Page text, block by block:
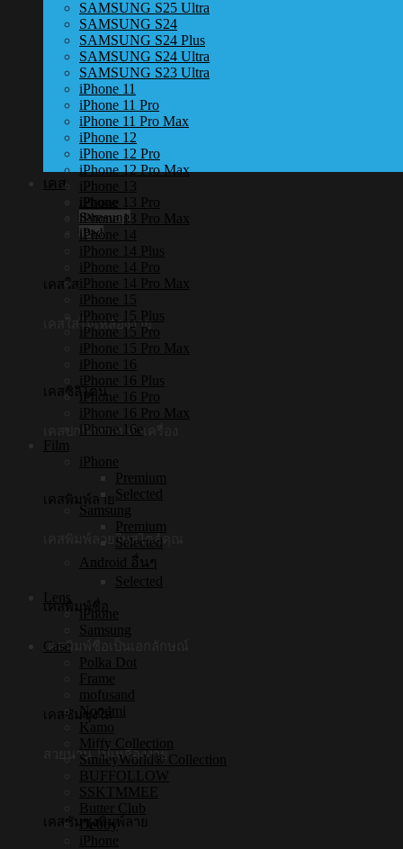
เคส
iPhone
Samsung
iPad
เคสใส
เคสใสไม่เหลืองง่าย
เคสซิลิโคน
เคสปกป้องรอบตัวเครื่อง
เคสพิมพ์ลาย
เคสพิมพ์ลายในสไตล์คุณ
เคสพิมพ์ชื่อ
เคสพิมพ์ชื่อเป็นเอกลักษณ์
เคสซัมซุงใส
สวยนาน ไม่เหลืองง่าย
เคสซัมซุงพิมพ์ลาย
SAMSUNG S25 Ultra
SAMSUNG S24
SAMSUNG S24 Plus
SAMSUNG S24 Ultra
SAMSUNG S23 Ultra
iPhone 11
iPhone 11 Pro
iPhone 11 Pro Max
iPhone 12
iPhone 12 Pro
iPhone 12 Pro Max
iPhone 13
iPhone 13 Pro
iPhone 13 Pro Max
iPhone 14
iPhone 14 Plus
iPhone 14 Pro
iPhone 14 Pro Max
iPhone 15
iPhone 15 Plus
iPhone 15 Pro
iPhone 15 Pro Max
iPhone 16
iPhone 16 Plus
iPhone 16 Pro
iPhone 16 Pro Max
iPhone 16e
Film
iPhone
Premium
Selected
Samsung
Premium
Selected
Android อื่นๆ
Selected
Lens
iPhone
Samsung
Case
Polka Dot
Frame
mofusand
Noodmi
Kamo
Miffy Collection
SmileyWorld® Collection
BUFFOLLOW
SSKTMMEE
Butter Club
Debby
iPhone